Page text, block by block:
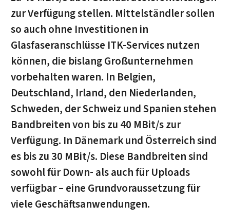
zur Verfügung stellen. Mittelständler sollen
so auch ohne Investitionen in
Glasfaseranschlüsse ITK-Services nutzen
können, die bislang Großunternehmen
vorbehalten waren. In Belgien,
Deutschland, Irland, den Niederlanden,
Schweden, der Schweiz und Spanien stehen
Bandbreiten von bis zu 40 MBit/s zur
Verfügung. In Dänemark und Österreich sind
es bis zu 30 MBit/s. Diese Bandbreiten sind
sowohl für Down- als auch für Uploads
verfügbar – eine Grundvoraussetzung für
viele Geschäftsanwendungen.